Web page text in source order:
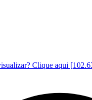
Clique aqui